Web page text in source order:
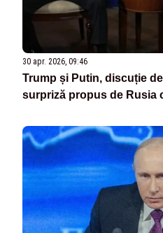
30 apr. 2026, 09:46
Trump și Putin, discuție
surpriză propus de Rusia